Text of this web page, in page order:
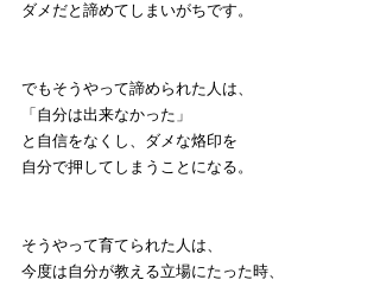
ダメだと諦めてしまいがちです。
でもそうやって諦められた人は、
「自分は出来なかった」
と自信をなくし、ダメな烙印を
自分で押してしまうことになる。
そうやって育てられた人は、
今度は自分が教える立場にたった時、